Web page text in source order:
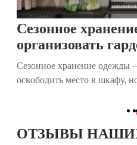
жизнь.
Сезонное
организовать
Сезонное хранение одежды
освободить место в шкафу,
гардеробной помогает
мы собрали 15 практичных
ОТЗЫВЫ